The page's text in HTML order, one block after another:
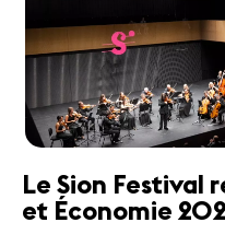
Le Sion Festival
et Économie